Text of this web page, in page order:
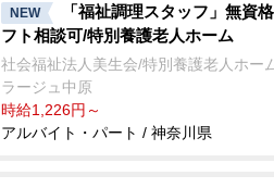
NEW
「福祉調理スタッフ」無資
フト相談可/特別養護老人ホーム
社会福祉法人美生会/特別養護老人ホー
ラージュ中原
時給1,226円～
アルバイト・パート / 神奈川県